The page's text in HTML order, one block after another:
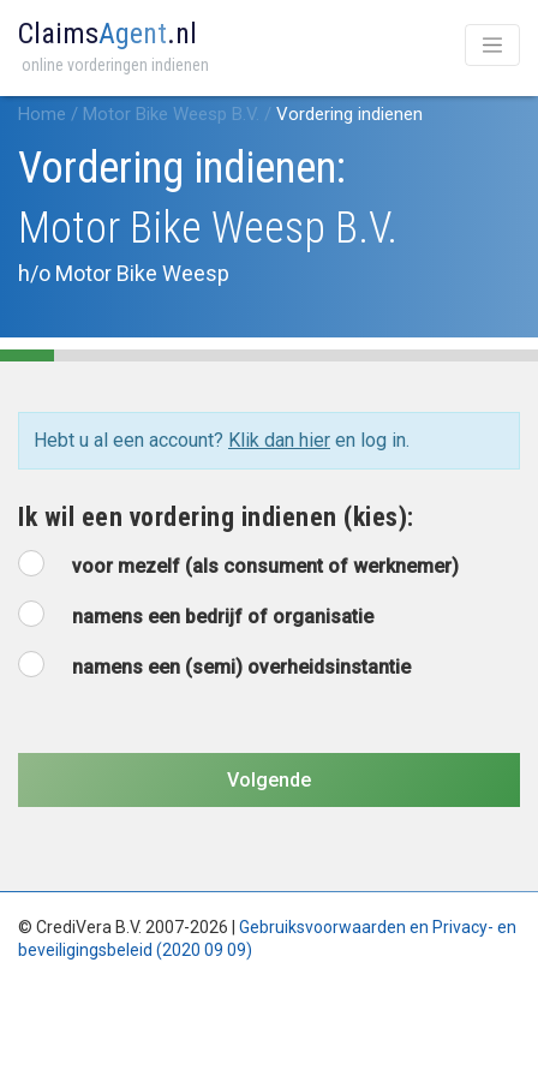
ClaimsAgent.nl
online vorderingen indienen
Home / Motor Bike Weesp B.V. / Vordering indienen
Vordering indienen:
Motor Bike Weesp B.V.
h/o Motor Bike Weesp
Hebt u al een account? Klik dan hier en log in.
Ik wil een vordering indienen (kies):
voor mezelf (als consument of werknemer)
namens een bedrijf of organisatie
namens een (semi) overheidsinstantie
© CrediVera B.V. 2007-2026 | Gebruiksvoorwaarden en Privacy- en
beveiligingsbeleid (2020 09 09)